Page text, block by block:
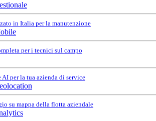
in Italia per la manutenzione
per i tecnici sul campo
AI per la tua azienda di service
su mappa della flotta aziendale